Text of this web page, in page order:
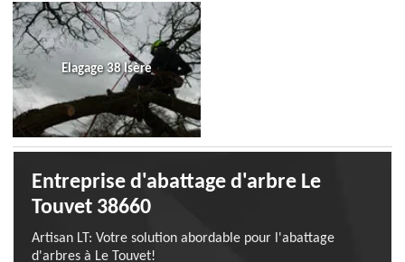
Elagage 38 Isère
Entreprise d'abattage d'arbre Le
Touvet 38660
Artisan LT: Votre solution abordable pour l'abattage
d'arbres à Le Touvet!